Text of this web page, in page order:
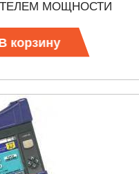
МОЩНОСТИ
корзину